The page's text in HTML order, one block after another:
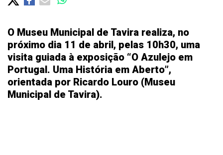
O Museu Municipal de Tavira realiza, no
próximo dia 11 de abril, pelas 10h30, uma
visita guiada à exposição “O Azulejo em
Portugal. Uma História em Aberto”,
orientada por Ricardo Louro (Museu
Municipal de Tavira).